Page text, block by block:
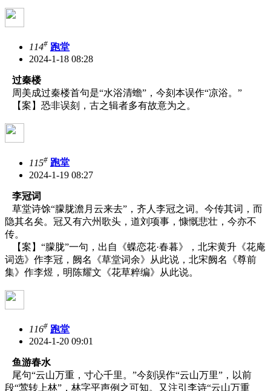
114# 跑堂
2024-1-18 08:28
过秦楼
周美成过秦楼首句是“水浴清蟾”，今刻本误作“凉浴。”
【案】恐非误刻，古之辑者多有故意为之。
115# 跑堂
2024-1-19 08:27
李冠词
草堂诗馀“朦胧澹月云来去”，齐人李冠之词。今传其词，而
隐其名矣。冠又有六州歌头，道刘项事，慷慨悲壮，今亦不
传。
【案】“朦胧”一句，出自《蝶恋花·春暮》，北宋黄升《花庵
词选》作李冠，阙名《草堂词余》从此说，北宋阙名《尊前
集》作李煜，明陈耀文《花草粹编》从此说。
116# 跑堂
2024-1-20 09:01
鱼游春水
尾句“云山万重，寸心千里。”今刻误作“云山万里”，以前
段“莺转上林”，林字平声例之可知。又注引李诗“云山万重